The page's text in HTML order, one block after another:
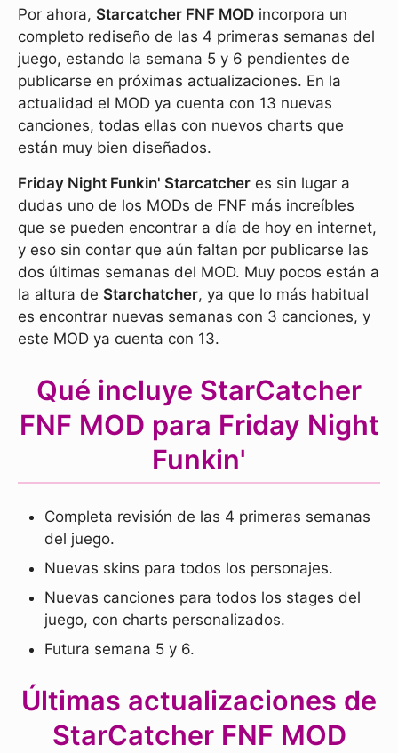
Por ahora, Starcatcher FNF MOD incorpora un
completo rediseño de las 4 primeras semanas del
juego, estando la semana 5 y 6 pendientes de
publicarse en próximas actualizaciones. En la
actualidad el MOD ya cuenta con 13 nuevas
canciones, todas ellas con nuevos charts que
están muy bien diseñados.
Friday Night Funkin' Starcatcher es sin lugar a
dudas uno de los MODs de FNF más increíbles
que se pueden encontrar a día de hoy en internet,
y eso sin contar que aún faltan por publicarse las
dos últimas semanas del MOD. Muy pocos están a
la altura de Starchatcher, ya que lo más habitual
es encontrar nuevas semanas con 3 canciones, y
este MOD ya cuenta con 13.
Qué incluye StarCatcher
FNF MOD para Friday Night
Funkin'
Completa revisión de las 4 primeras semanas
del juego.
Nuevas skins para todos los personajes.
Nuevas canciones para todos los stages del
juego, con charts personalizados.
Futura semana 5 y 6.
Últimas actualizaciones de
StarCatcher FNF MOD